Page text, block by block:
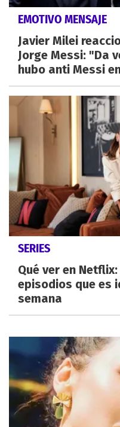
EMOTIVO MENSAJE
Javier Milei
Jorge Messi: "Da
hubo anti Messi
SERIES
Qué ver en
episodios que es
semana